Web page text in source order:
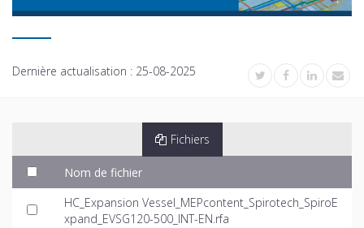
Dernière actualisation : 25-08-2025
Fichiers
Nom de fichier
HC_Expansion Vessel_MEPcontent_Spirotech_SpiroE
xpand_EVSG120-500_INT-EN.rfa